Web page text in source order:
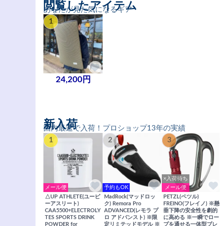
あなたが見た気になるギア
閲覧したアイテム
1
24,200円
国内最速で入荷！プロショップ13年の実績
新入荷
1
メール便
△UP ATHLETE(ユーピ
ーアスリート)
CAA5500+ELECTROLY
TES SPORTS DRINK
POWDER for
2
予約もOK
MadRock(マッドロッ
ク) Remora Pro
ADVANCED(レモラ プ
ロ アドバンスト) ※限
定リミテッドモデル ※
3
×入荷待ち
メール便
PETZL(ペツル)
FREINO(フレイノ) ※懸
垂下降の安全性を劇的
に高める ※一瞬でロー
プを通せる一体型ブレ